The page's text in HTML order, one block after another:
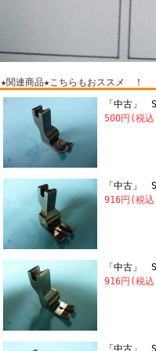
★関連商品★こちらもおススメ ！
「中古」
500円(税
「中古」
916円(税
「中古」
916円(税
「中古